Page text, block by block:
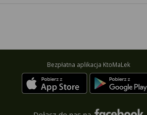
Bezpłatna aplikacja KtoMaLek